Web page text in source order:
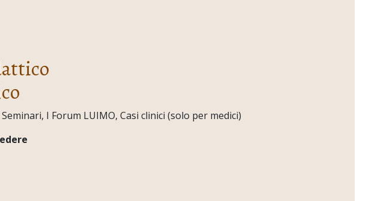
I Forum LUIMO, Casi clinici (solo per medici)